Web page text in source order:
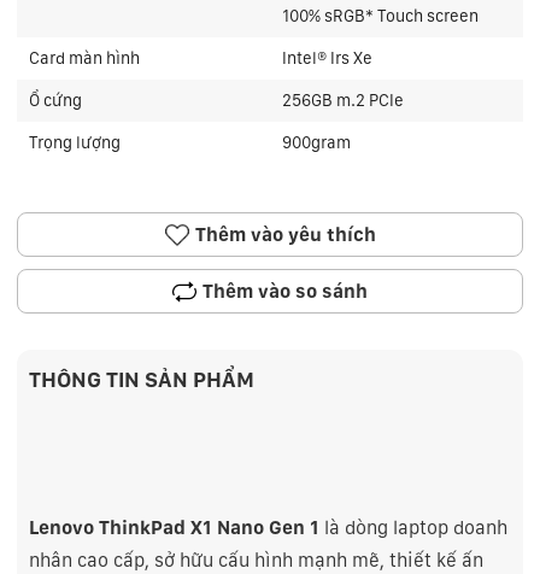
100% sRGB* Touch screen
Card màn hình Intel® Irs Xe
Ổ cứng 256GB m.2 PCIe
Trọng lượng 900gram
Thêm vào yêu thích
Thêm vào so sánh
THÔNG TIN SẢN PHẨM
Lenovo ThinkPad X1 Nano Gen 1 là dòng laptop doanh
nhân cao cấp, sở hữu cấu hình mạnh mẽ, thiết kế ấn